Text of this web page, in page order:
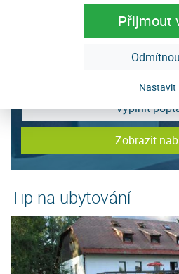
Přijmout
Nastavit
Sháníte ubytování na
Vyplnit
Zobrazit
Tip na ubytování